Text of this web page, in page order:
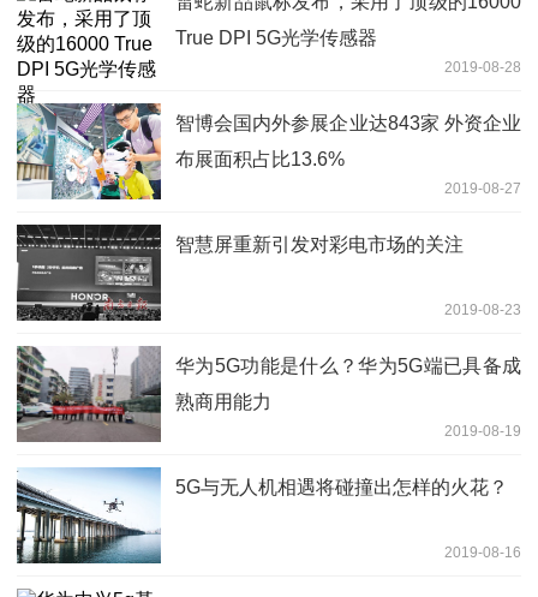
True DPI 5G光学传感器
2019-08-28
智博会国内外参展企业达843家 外资企业
布展面积占比13.6%
2019-08-27
智慧屏重新引发对彩电市场的关注
2019-08-23
华为5G功能是什么？华为5G端已具备成
熟商用能力
2019-08-19
5G与无人机相遇将碰撞出怎样的火花？
2019-08-16